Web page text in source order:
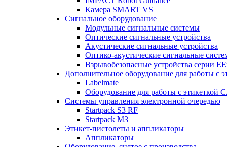
Камера SMART VS
Cигнальное оборудование
Модульные сигнальные системы
Оптические сигнальные устройства
Акустические сигнальные устройства
Оптико-акустические сигнальные
Взрывобезопасные устройства серии
Дополнительное оборудование для работы с
Labelmate
Оборудование для работы с этикеткой
Системы управления электронной очередью
Startpack S3 RF
Startpack M3
Этикет-пистолеты и аппликаторы
Аппликаторы